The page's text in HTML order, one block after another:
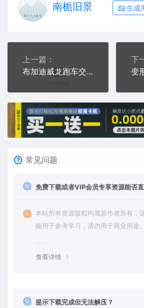
南栀旧景 生成
上一篇：
布加迪威龙跑车交通工具雕刻激光打标文件通用位图
下
常见问题
免费下载或者VIP会员专享资源能否
本站所有资源版权均属原作者所有，
能用于参考学习，请勿用于商业用途
查看详情
提示下载完成但无法解压？